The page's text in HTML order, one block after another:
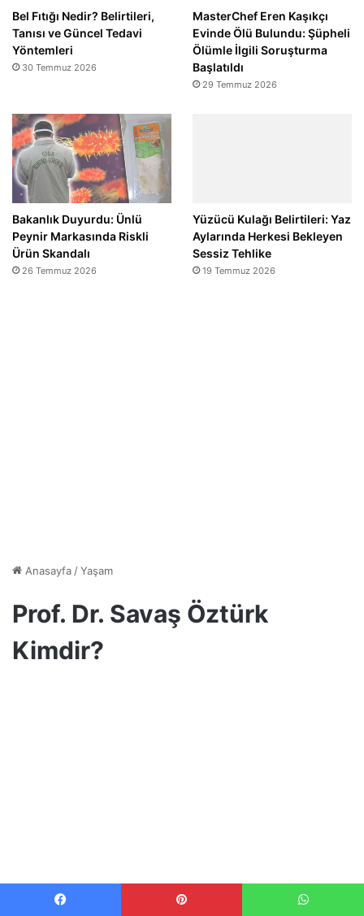
Bel Fıtığı Nedir? Belirtileri,
Tanısı ve Güncel Tedavi
Yöntemleri
30 Temmuz 2026
MasterChef Eren Kaşıkçı
Evinde Ölü Bulundu: Şüpheli
Ölümle İlgili Soruşturma
Başlatıldı
29 Temmuz 2026
Bakanlık Duyurdu: Ünlü
Peynir Markasında Riskli
Ürün Skandalı
26 Temmuz 2026
Yüzücü Kulağı Belirtileri: Yaz
Aylarında Herkesi Bekleyen
Sessiz Tehlike
19 Temmuz 2026